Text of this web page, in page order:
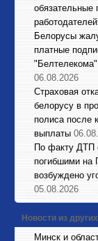
обязательные
работодателей
Белорусы
платные
06.08.2026
Страховая
белорусу в
полиса после
выплаты
По факту ДТП
погибшими на
возбуждено
05.08.2026
Новости из
Минск и